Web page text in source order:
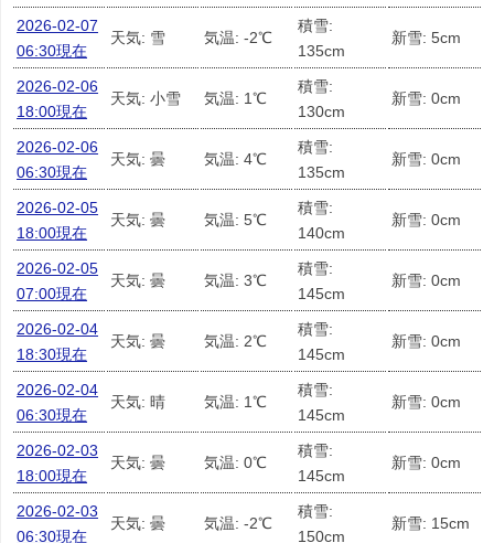
2026-02-07
06:30現在
天気: 雪 気温: -2℃
積雪:
135cm
新雪: 5cm
2026-02-06
18:00現在
天気: 小雪 気温: 1℃
積雪:
130cm
新雪: 0cm
2026-02-06
06:30現在
天気: 曇 気温: 4℃
積雪:
135cm
新雪: 0cm
2026-02-05
18:00現在
天気: 曇 気温: 5℃
積雪:
140cm
新雪: 0cm
2026-02-05
07:00現在
天気: 曇 気温: 3℃
積雪:
145cm
新雪: 0cm
2026-02-04
18:30現在
天気: 曇 気温: 2℃
積雪:
145cm
新雪: 0cm
2026-02-04
06:30現在
天気: 晴 気温: 1℃
積雪:
145cm
新雪: 0cm
2026-02-03
18:00現在
天気: 曇 気温: 0℃
積雪:
145cm
新雪: 0cm
2026-02-03
06:30現在
天気: 曇 気温: -2℃
積雪:
150cm
新雪: 15cm